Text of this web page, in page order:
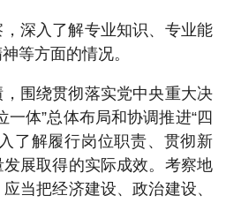
深入了解专业知识、专业能
等方面的情况。
围绕贯彻落实党中央重大决
一体”总体布局和协调推进“四
了解履行岗位职责、贯彻新
展取得的实际成效。考察地
当把经济建设、政治建设、